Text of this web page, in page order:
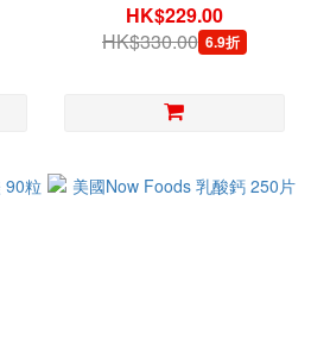
HK$229.00
HK$330.00 6.9折